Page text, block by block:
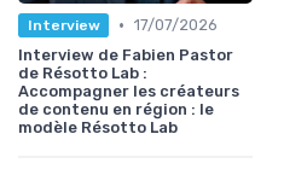
Interview • 17/07/2026
Interview de Fabien Pastor
de Résotto Lab :
Accompagner les créateurs
de contenu en région : le
modèle Résotto Lab